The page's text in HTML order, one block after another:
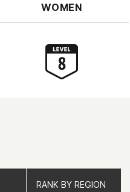
WOMEN
RANK BY REGION
RANK BY REGION